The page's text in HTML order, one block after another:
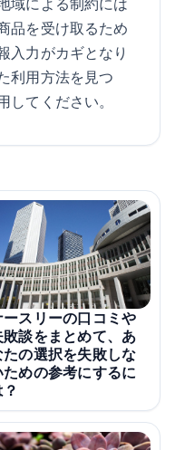
品を受け取るため
入力がカギとなり
利用方法を見つ
てください。
ースリーの口コミや
敗談をまとめて、あ
たの選択を失敗しな
ための参考にするに